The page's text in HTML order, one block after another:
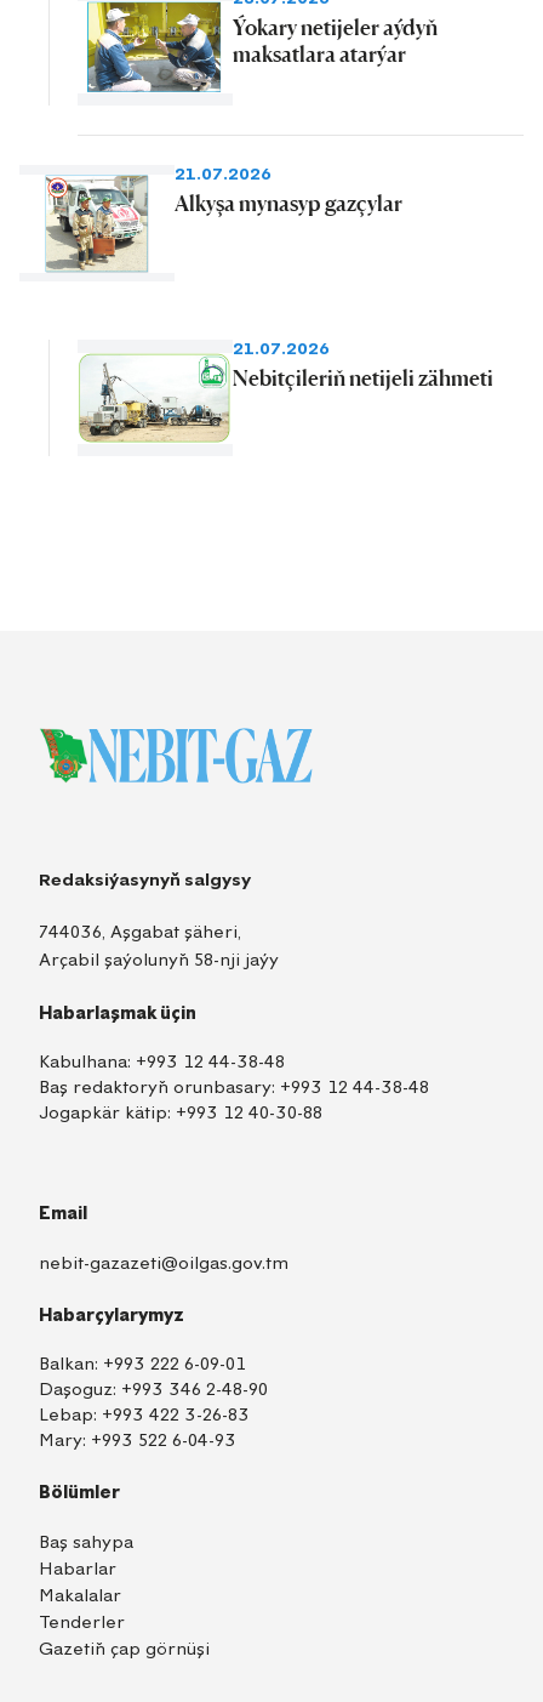
Ýokary netijeler aýdyň
maksatlara atarýar
21.07.2026
Alkyşa mynasyp gazçylar
21.07.2026
Nebitçileriň netijeli zähmeti
Redaksiýasynyň salgysy
744036, Aşgabat şäheri,
Arçabil şaýolunyň 58-nji jaýy
Habarlaşmak üçin
Kabulhana: +993 12 44-38-48
Baş redaktoryň orunbasary: +993 12 44-38-48
Jogapkär kätip: +993 12 40-30-88
Email
nebit-gazazeti@oilgas.gov.tm
Habarçylarymyz
Balkan: +993 222 6-09-01
Daşoguz: +993 346 2-48-90
Lebap: +993 422 3-26-83
Mary: +993 522 6-04-93
Bölümler
Baş sahypa
Habarlar
Makalalar
Tenderler
Gazetiň çap görnüşi